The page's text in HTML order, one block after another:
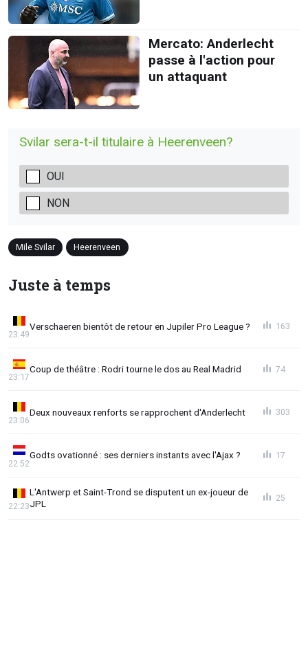
Mercato: Anderlecht
passe à l'action pour
un attaquant
Svilar sera-t-il titulaire à Heerenveen?
OUI
NON
Mile Svilar Heerenveen
Juste à temps
Verschaeren bientôt de retour en Jupiler Pro League ?
23:49
163
Coup de théâtre : Rodri tourne le dos au Real Madrid
23:17
74
Deux nouveaux renforts se rapprochent d'Anderlecht
23:06
303
Godts ovationné : ses derniers instants avec l'Ajax ?
22:52
17
L'Antwerp et Saint-Trond se disputent un ex-joueur de
JPL
22:23
25